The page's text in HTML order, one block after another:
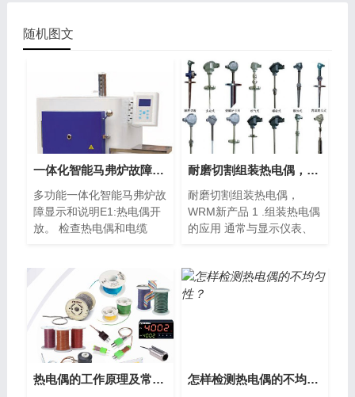
随机图文
一体化智能马弗炉故障显示与说明、分析
多功能一体化智能马弗炉故
障显示和说明E1:热电偶开
放。 检查热电偶和电缆
耐磨切割组装热电偶，WRM新产品
耐磨切割组装热电偶，
WRM新产品 1 .组装热电偶
的应用 通常与显示仪表、
热电偶的工作原理及常见种类 怎样检测热电偶的不均匀性？